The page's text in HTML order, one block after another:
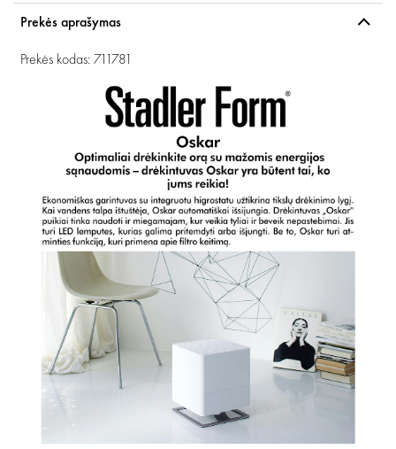
Prekės aprašymas
Prekės kodas: 711781